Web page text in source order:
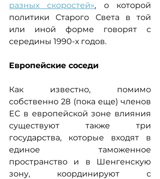
разных скоростей», о которой
политики Старого Света в той
или иной форме говорят с
середины 1990-х годов.
Европейские соседи
Как известно, помимо
собственно 28 (пока еще) членов
ЕС в европейской зоне влияния
существуют также три
государства, которые входят в
единое таможенное
пространство и в Шенгенскую
зону, координируют с